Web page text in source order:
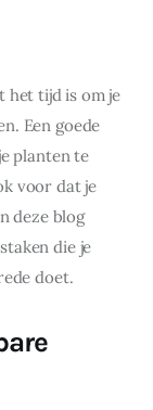
het tijd is om je
Een goede
planten te
voor dat je
deze blog
die je
doet.